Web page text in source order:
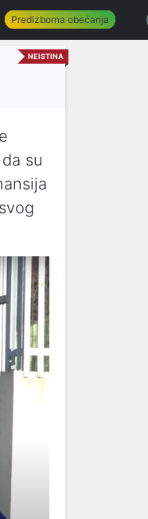
Predizborna obećanja
NEISTINA
su